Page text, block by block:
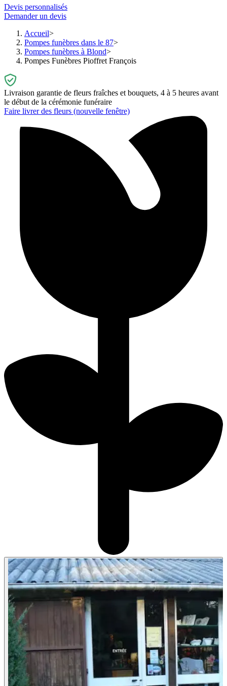
Devis personnalisés
Demander un devis
Accueil
Pompes funèbres dans le 87
Pompes funèbres à Blond
Pompes Funèbres Pioffret François
Livraison garantie de fleurs fraîches et bouquets, 4 à 5 heures avant
le début de la cérémonie funéraire
Faire livrer des fleurs (nouvelle fenêtre)